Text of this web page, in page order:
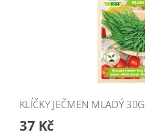
KLÍČKY JEČMEN MLADÝ 30G
37 Kč